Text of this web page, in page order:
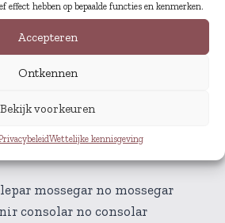
effect hebben op bepaalde functies en kenmerken.
Accepteren
Ontkennen
Bekijk voorkeuren
Wettelijke kennisgeving
vull a tu i no a tu,
vull,
ulls en blanc i veure’t dormir,
ho vull saber,
pell la vull sentir,
mossegar no mossegar
consolar no consolar